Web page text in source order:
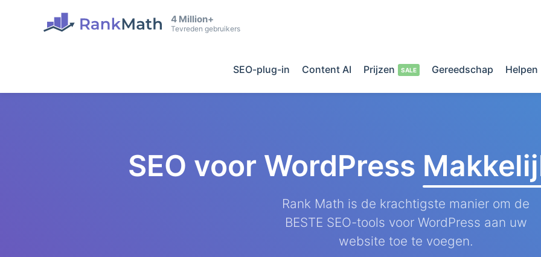
4 Million+
Tevreden gebruikers
SEO-plug-in Content AI Prijzen Gereedschap Helpen
SEO voor WordPress
Rank Math is de krachtigste manier om de
BESTE SEO-tools voor WordPress aan uw
website toe te voegen.